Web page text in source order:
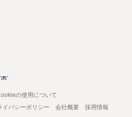
の使用について
イバシーポリシー 会社概要
採用情報